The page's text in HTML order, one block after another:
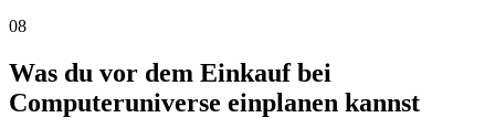
08
Was du vor dem Einkauf bei
Computeruniverse einplanen kannst